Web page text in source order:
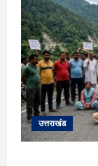
उत्तराखंड